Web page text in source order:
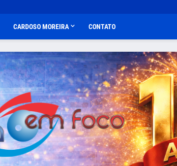
CARDOSO MOREIRA CONTATO